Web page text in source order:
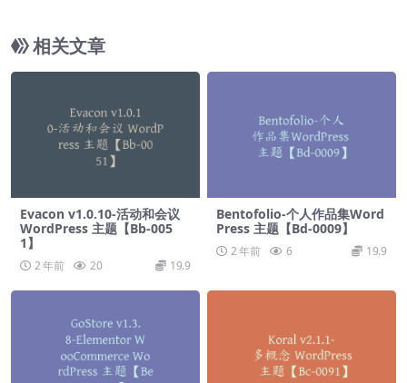
相关文章
Evacon v1.0.10-活动和会议
WordPress 主题【Bb-005
1】
2 年前 20 19.9
Bentofolio-个人作品集Word
Press 主题【Bd-0009】
2 年前 6 19.9